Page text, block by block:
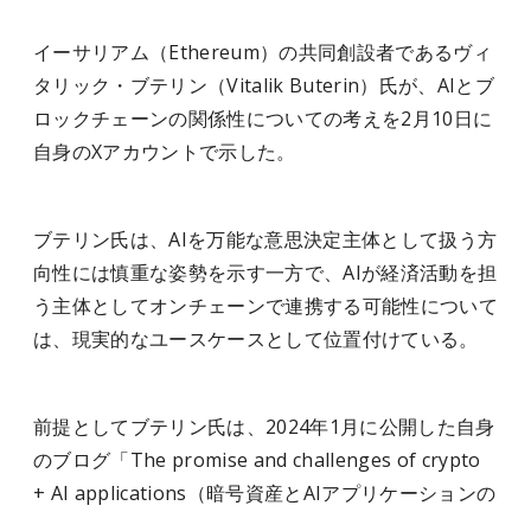
イーサリアム（Ethereum）の共同創設者であるヴィ
タリック・ブテリン（Vitalik Buterin）氏が、AIとブ
ロックチェーンの関係性についての考えを2月10日に
自身のXアカウントで示した。
ブテリン氏は、AIを万能な意思決定主体として扱う方
向性には慎重な姿勢を示す一方で、AIが経済活動を担
う主体としてオンチェーンで連携する可能性について
は、現実的なユースケースとして位置付けている。
前提としてブテリン氏は、2024年1月に公開した自身
のブログ「The promise and challenges of crypto
+ AI applications（暗号資産とAIアプリケーションの